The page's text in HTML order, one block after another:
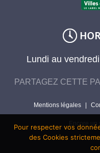
Lundi au
PARTAGEZ CETTE
Mentions légales |
Encore
Pour respecter vos
des Cookies